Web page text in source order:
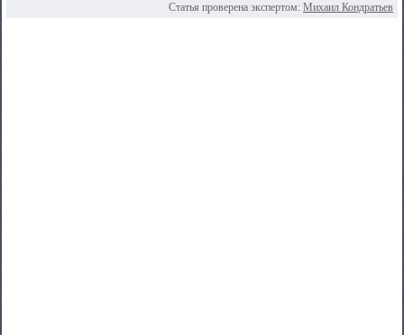
Статья проверена экспертом: Михаил Кондратьев